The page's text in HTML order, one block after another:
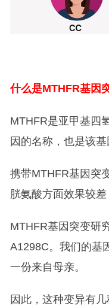
什么是MTHFR基因
MTHFR是亚甲基四
因的名称，也是该基
携带MTHFR基因突
胱氨酸方面效果较差
MTHFR基因突变研
A1298C。我们的基
一份来自母亲。
因此，这种变异有